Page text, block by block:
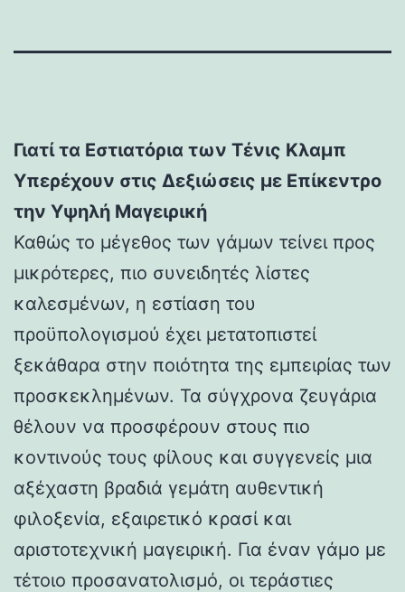
Γιατί τα Εστιατόρια των Τένις Κλαμπ
Υπερέχουν στις Δεξιώσεις με Επίκεντρο
την Υψηλή Μαγειρική
Καθώς το μέγεθος των γάμων τείνει προς
μικρότερες, πιο συνειδητές λίστες
καλεσμένων, η εστίαση του
προϋπολογισμού έχει μετατοπιστεί
ξεκάθαρα στην ποιότητα της εμπειρίας των
προσκεκλημένων. Τα σύγχρονα ζευγάρια
θέλουν να προσφέρουν στους πιο
κοντινούς τους φίλους και συγγενείς μια
αξέχαστη βραδιά γεμάτη αυθεντική
φιλοξενία, εξαιρετικό κρασί και
αριστοτεχνική μαγειρική. Για έναν γάμο με
τέτοιο προσανατολισμό, οι τεράστιες